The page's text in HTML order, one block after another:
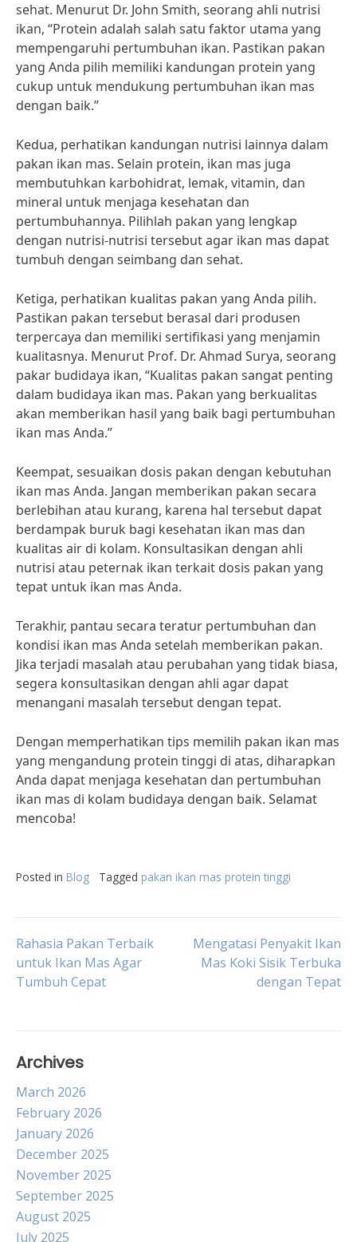
sehat. Menurut Dr. John Smith, seorang ahli nutrisi
ikan, “Protein adalah salah satu faktor utama yang
mempengaruhi pertumbuhan ikan. Pastikan pakan
yang Anda pilih memiliki kandungan protein yang
cukup untuk mendukung pertumbuhan ikan mas
dengan baik.”
Kedua, perhatikan kandungan nutrisi lainnya dalam
pakan ikan mas. Selain protein, ikan mas juga
membutuhkan karbohidrat, lemak, vitamin, dan
mineral untuk menjaga kesehatan dan
pertumbuhannya. Pilihlah pakan yang lengkap
dengan nutrisi-nutrisi tersebut agar ikan mas dapat
tumbuh dengan seimbang dan sehat.
Ketiga, perhatikan kualitas pakan yang Anda pilih.
Pastikan pakan tersebut berasal dari produsen
terpercaya dan memiliki sertifikasi yang menjamin
kualitasnya. Menurut Prof. Dr. Ahmad Surya, seorang
pakar budidaya ikan, “Kualitas pakan sangat penting
dalam budidaya ikan mas. Pakan yang berkualitas
akan memberikan hasil yang baik bagi pertumbuhan
ikan mas Anda.”
Keempat, sesuaikan dosis pakan dengan kebutuhan
ikan mas Anda. Jangan memberikan pakan secara
berlebihan atau kurang, karena hal tersebut dapat
berdampak buruk bagi kesehatan ikan mas dan
kualitas air di kolam. Konsultasikan dengan ahli
nutrisi atau peternak ikan terkait dosis pakan yang
tepat untuk ikan mas Anda.
Terakhir, pantau secara teratur pertumbuhan dan
kondisi ikan mas Anda setelah memberikan pakan.
Jika terjadi masalah atau perubahan yang tidak biasa,
segera konsultasikan dengan ahli agar dapat
menangani masalah tersebut dengan tepat.
Dengan memperhatikan tips memilih pakan ikan mas
yang mengandung protein tinggi di atas, diharapkan
Anda dapat menjaga kesehatan dan pertumbuhan
ikan mas di kolam budidaya dengan baik. Selamat
mencoba!
Posted in Blog Tagged pakan ikan mas protein tinggi
Post
navigation
Rahasia Pakan Terbaik
untuk Ikan Mas Agar
Tumbuh Cepat
Mengatasi Penyakit Ikan
Mas Koki Sisik Terbuka
dengan Tepat
Archives
March 2026
February 2026
January 2026
December 2025
November 2025
September 2025
August 2025
July 2025